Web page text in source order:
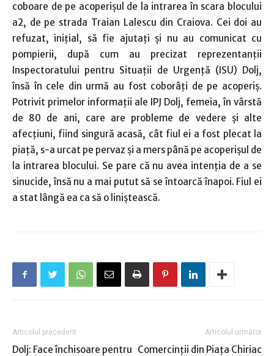
coboare de pe acoperişul de la intrarea în scara blocului
a2, de pe strada Traian Lalescu din Craiova. Cei doi au
refuzat, inițial, să fie ajutaţi şi nu au comunicat cu
pompierii, după cum au precizat reprezentanții
Inspectoratului pentru Situații de Urgență (ISU) Dolj,
însă în cele din urmă au fost coborâți de pe acoperiș.
Potrivit primelor informații ale IPJ Dolj, femeia, în vârstă
de 80 de ani, care are probleme de vedere și alte
afecțiuni, fiind singură acasă, cât fiul ei a fost plecat la
piață, s-a urcat pe pervaz și a mers până pe acoperișul de
la intrarea blocului. Se pare că nu avea intenția de a se
sinucide, însă nu a mai putut să se întoarcă înapoi. Fiul ei
a stat lângă ea ca să o liniștească.
Articolul precedent
Dolj: Face închisoare pentru
Articolul următor
Comercinții din Piața Chiriac